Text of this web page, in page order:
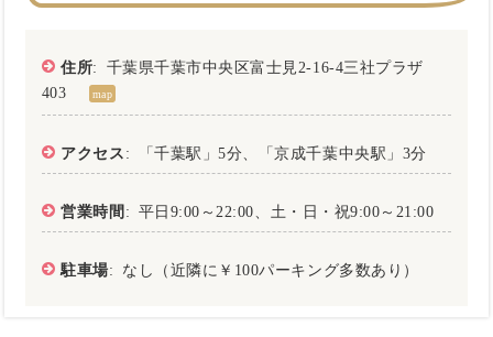
住所: 千葉県千葉市中央区富士見2-16-4三社プラザ
403
map
アクセス : 「千葉駅」5分、「京成千葉中央駅」3分
営業時間 : 平日9:00～22:00、土・日・祝9:00～21:00
駐車場: なし（近隣に￥100パーキング多数あり）